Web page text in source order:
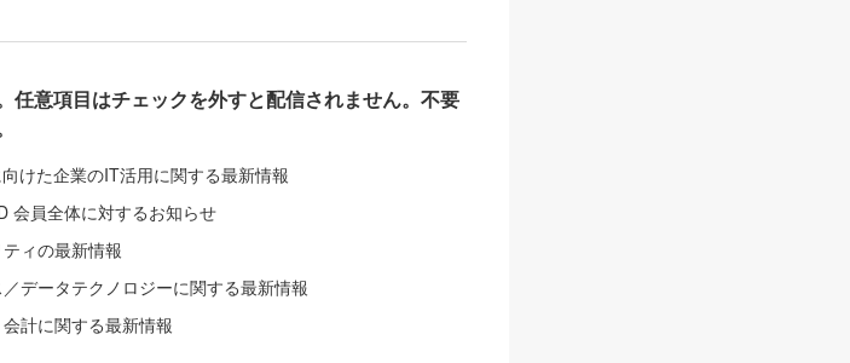
任意項目はチェックを外すと配信されません。不要
けた企業のIT活用に関する最新情報
会員全体に対するお知らせ
ィの最新情報
データテクノロジーに関する最新情報
計に関する最新情報